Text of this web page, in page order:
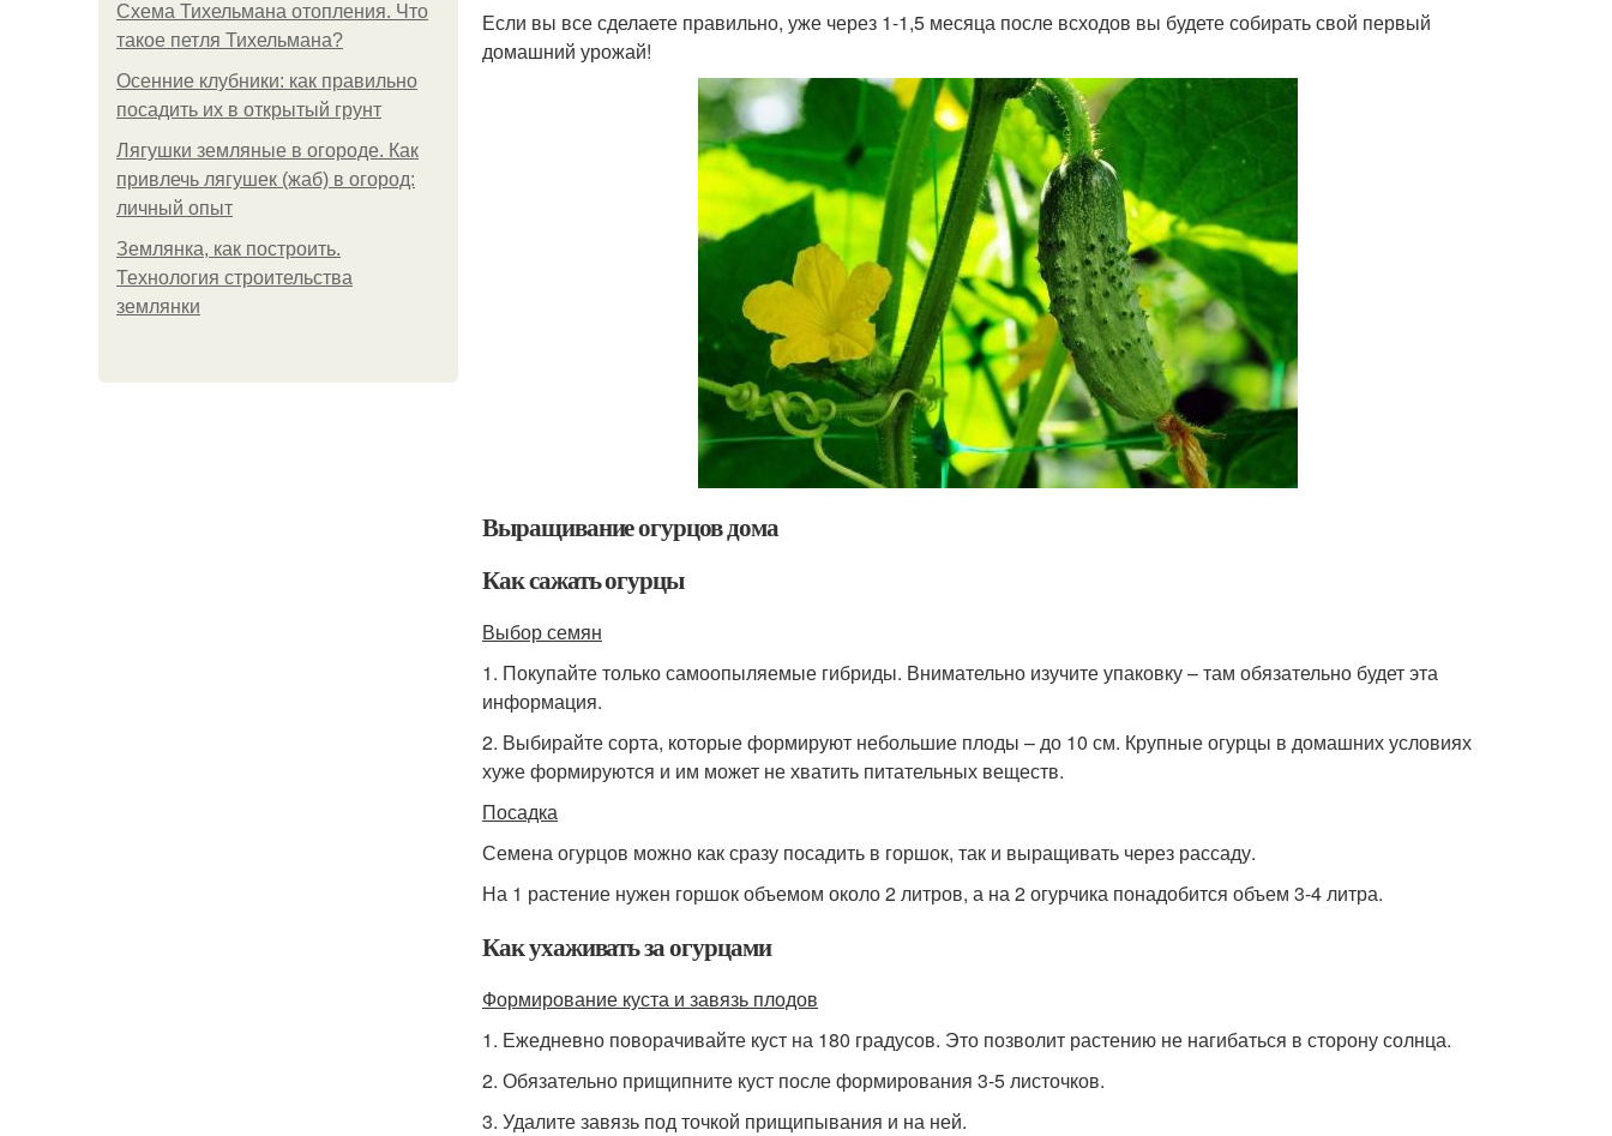
Схема Тихельмана отопления. Что
такое петля Тихельмана?
Осенние клубники: как правильно
посадить их в открытый грунт
Лягушки земляные в огороде. Как
привлечь лягушек (жаб) в огород:
личный опыт
Землянка, как построить.
Технология строительства
землянки
Если вы все сделаете правильно, уже через 1-1,5 месяца после всходов вы будете собирать свой первый
домашний урожай!
Выращивание огурцов дома
Как сажать огурцы
Выбор семян
1. Покупайте только самоопыляемые гибриды. Внимательно изучите упаковку – там обязательно будет эта
информация.
2. Выбирайте сорта, которые формируют небольшие плоды – до 10 см. Крупные огурцы в домашних условиях
хуже формируются и им может не хватить питательных веществ.
Посадка
Семена огурцов можно как сразу посадить в горшок, так и выращивать через рассаду.
На 1 растение нужен горшок объемом около 2 литров, а на 2 огурчика понадобится объем 3-4 литра.
Как ухаживать за огурцами
Формирование куста и завязь плодов
1. Ежедневно поворачивайте куст на 180 градусов. Это позволит растению не нагибаться в сторону солнца.
2. Обязательно прищипните куст после формирования 3-5 листочков.
3. Удалите завязь под точкой прищипывания и на ней.